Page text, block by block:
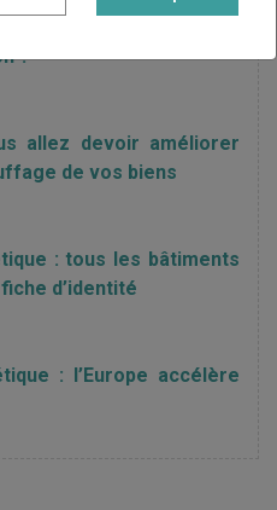
?
allez devoir améliorer
de vos biens
: tous les bâtiments
d’identité
: l’Europe accélère